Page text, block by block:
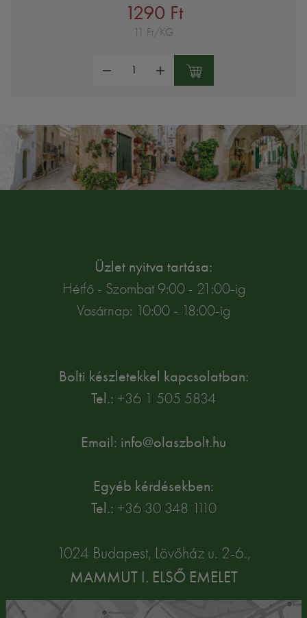
1290 Ft
11 Ft/KG
Üzlet nyitva tartása:
Hétfő - Szombat 9:00 - 21:00-ig
Vasárnap: 10:00 - 18:00-ig
Bolti készletekkel kapcsolatban:
Tel.: +36 1 505 5834
Email: info@olaszbolt.hu
Egyéb kérdésekben:
Tel.: +36 30 348 1110
1024 Budapest, Lövőház u. 2-6.,
MAMMUT I. ELSŐ EMELET